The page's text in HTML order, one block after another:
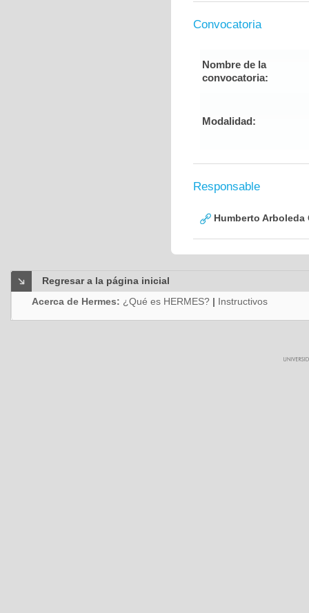
Convocatoria
Nombre de la
convocatoria:
Modalidad:
Responsable
Humberto Arboleda
Regresar a la página inicial
Acerca de Hermes: ¿Qué es HERMES? | Instructivos